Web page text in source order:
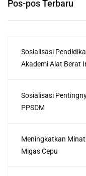
Pos-pos Terbaru
Sosialisasi
Akademi Alat Berat
Sosialisasi
PPSDM
Meningkatkan
Migas Cepu